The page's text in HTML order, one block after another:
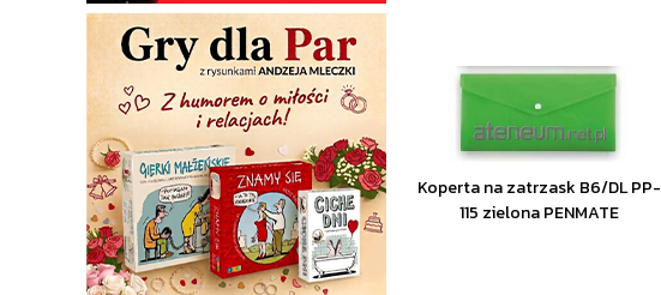
Koperta na zatrzask B6/DL PP-
115 zielona PENMATE